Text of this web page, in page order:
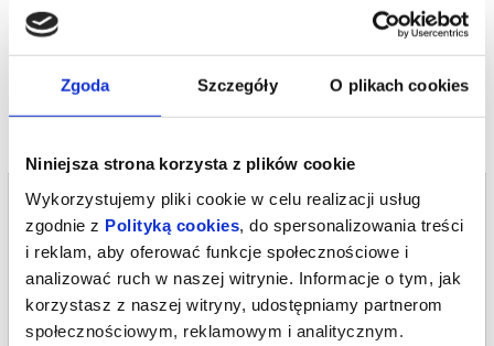
Zgoda Szczegóły O plikach cookies
Niniejsza strona korzysta z plików cookie
Wykorzystujemy pliki cookie w celu realizacji usług
zgodnie z Polityką cookies , do spersonalizowania treści
i reklam, aby oferować funkcje społecznościowe i
analizować ruch w naszej witrynie. Informacje o tym, jak
korzystasz z naszej witryny, udostępniamy partnerom
społecznościowym, reklamowym i analitycznym.
Bezpieczne zakupy w Bilety24. W przypadku odwołania
wydarzenia, gwarantujemy automatyczny zwrot środków
potwierdzony komunikatem wysyłanym na adres e-mail, podany
Bilety na termin:
27.05.2026 , g. 19:00 (środa)
27.05.2026 , g. 19:00
Warszawa